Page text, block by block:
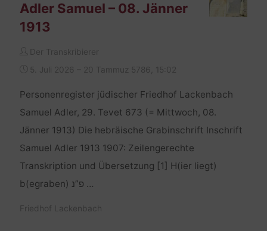
Adler Samuel – 08. Jänner
1913
Der Transkribierer
5. Juli 2026 – 20 Tammuz 5786, 15:02
Personenregister jüdischer Friedhof Lackenbach
Samuel Adler, 29. Tevet 673 (= Mittwoch, 08.
Jänner 1913) Die hebräische Grabinschrift Inschrift
Samuel Adler 1913 1907: Zeilengerechte
Transkription und Übersetzung [1] H(ier liegt)
b(egraben) פ”נ …
Friedhof Lackenbach